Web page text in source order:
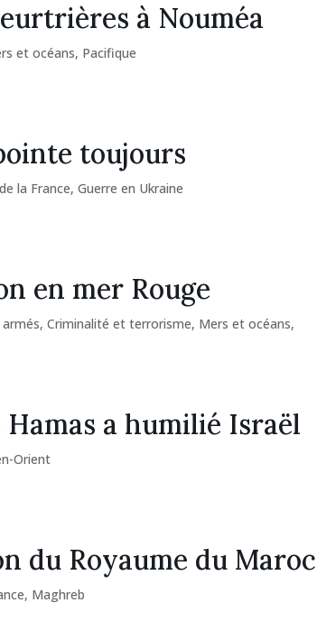
à Nouméa
et océans, Pacifique
toujours
la France,Guerre en Ukraine
en mer Rouge
,Criminalité et terrorisme, Mers et océans,
a humilié Israël
Orient
du Royaume du Maroc
, Maghreb